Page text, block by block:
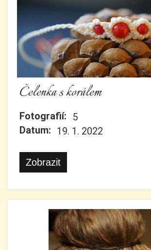
Čelenka s korálem
Fotografií:
5
Datum: 19. 1. 2022
Zobrazit